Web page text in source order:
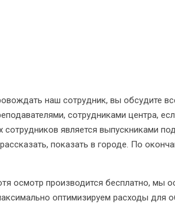
наш сотрудник, вы обсудите
сотрудниками центра,
сотрудников является выпускниками
показать в городе. По
осмотр производится бесплатно, мы
оптимизируем расходы для